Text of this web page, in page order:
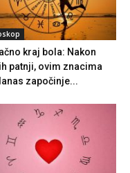
kraj bola: Nakon
patnji, ovim znacima
započinje...